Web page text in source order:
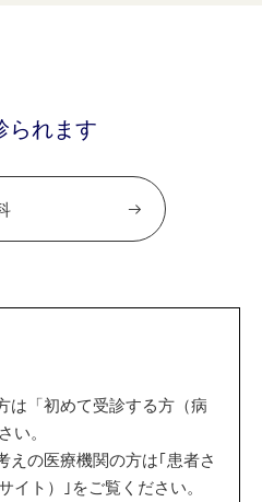
られます
は「初めて受診する方（病
い。
えの医療機関の方は｢患者さ
イト）｣をご覧ください。